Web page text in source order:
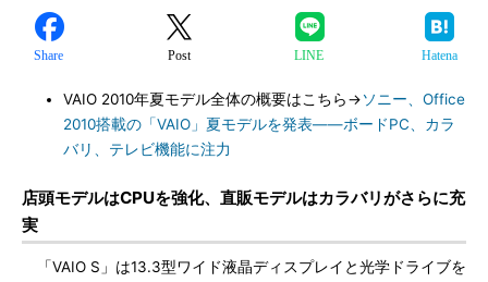
Share Post LINE Hatena
VAIO 2010年夏モデル全体の概要はこちら→ソニー、Office
2010搭載の「VAIO」夏モデルを発表――ボードPC、カラ
バリ、テレビ機能に注力
店頭モデルはCPUを強化、直販モデルはカラバリがさらに充
実
「VAIO S」は13.3型ワイド液晶ディスプレイと光学ドライブを